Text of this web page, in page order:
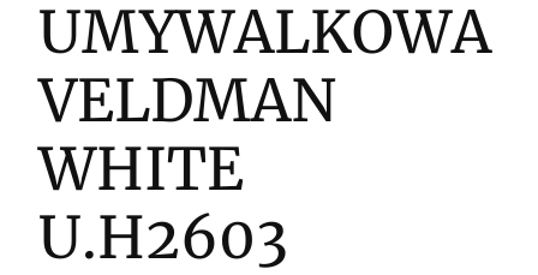
UMYWALKOWA
VELDMAN
WHITE
U.H2603